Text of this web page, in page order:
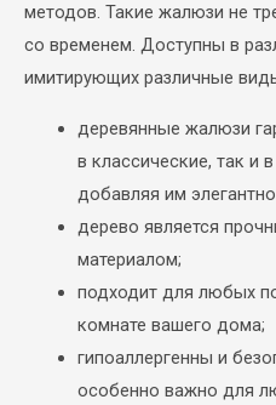
методов. Такие жалюзи не
со временем. Доступны в
имитирующих различные
деревянные жалюзи
в классические, так и
добавляя им
дерево является
материалом;
подходит для любых
комнате вашего дома;
гипоаллергенны и
особенно важно для